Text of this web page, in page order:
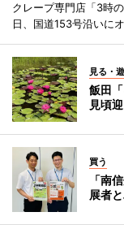
クレープ専門店「3時
日、国道153号沿いに
見る・
飯田
見頃
買う
「南
展者